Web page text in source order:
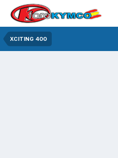
XCITING 400